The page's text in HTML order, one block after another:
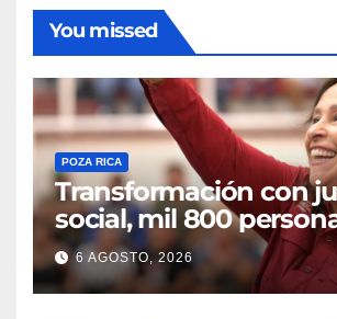
You missed
POZA RICA
Transformación con
social, mil 800
siete municipios
Apoyo a la Palabra:
Nahle
6 AGOSTO, 2026